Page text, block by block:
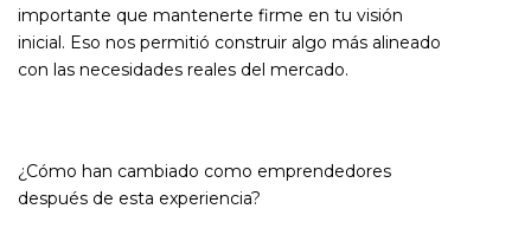
importante que mantenerte firme en tu visión
inicial. Eso nos permitió construir algo más alineado
con las necesidades reales del mercado.
¿Cómo han cambiado como emprendedores
después de esta experiencia?